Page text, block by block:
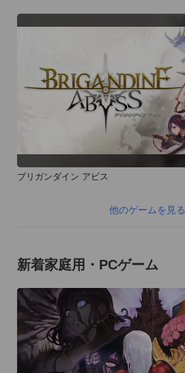
ブリガンダイン アビス
他のゲームを見る
新着家庭用・PCゲーム